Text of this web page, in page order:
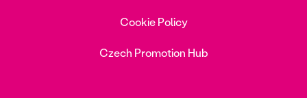
Cookie Policy
Czech Promotion Hub